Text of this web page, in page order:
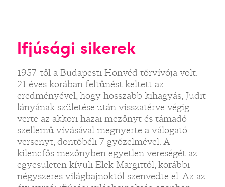
Ifjúsági sikerek
1957-től a Budapesti Honvéd tőrvívója volt.
21 éves korában feltűnést keltett az
eredményével, hogy hosszabb kihagyás, Judit
lányának születése után visszatérve végig
verte az akkori hazai mezőnyt és támadó
szellemű vívásával megnyerte a válogató
versenyt, döntőbéli 7 győzelmével. A
kilencfős mezőnyben egyetlen vereségét az
egyesületen kívüli Elek Margittól, korábbi
négyszeres világbajnoktól szenvedte el. Az az